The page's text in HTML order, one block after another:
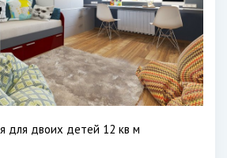
для двоих детей 12 кв м